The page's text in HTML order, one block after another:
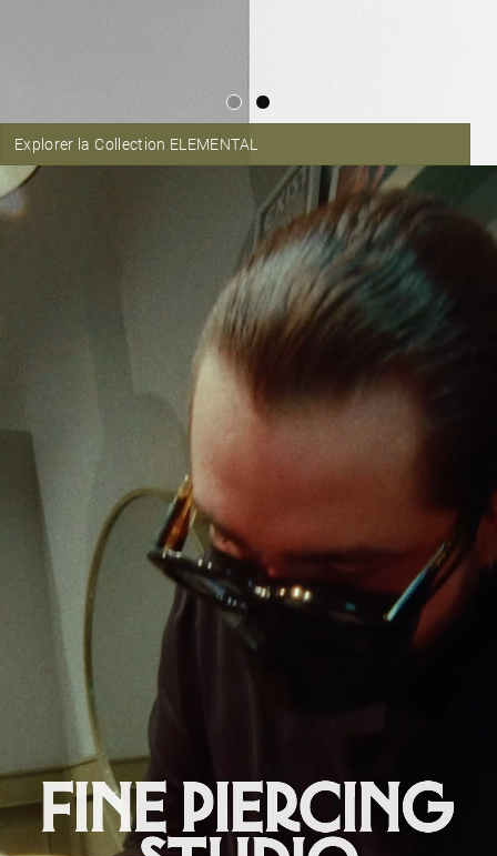
Explorer la Collection ELEMENTAL